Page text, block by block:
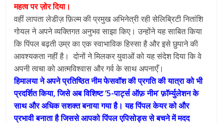
महत्व पर ज़ोर दिया।
वहीं लापता लेडीज़ फ़िल्म की प्रमुख अभिनेत्री रही सेलिब्रिटी नितांशि
गोयल ने अपने व्यक्तिगत अनुभव साझा किए। उन्होंने यह साबित किया
कि पिंपल बढ़ती उम्र का एक स्वाभाविक हिस्सा है और इसे छुपाने की
आवश्यकता नहीं है। दोनों ने मिलकर युवाओं को यह संदेश दिया कि वे
अपनी त्वचा को आत्मविश्वास और गर्व के साथ अपनाएँ।
हिमालया ने अपने प्रतिष्ठित नीम फेसवॉश की प्रगति की यात्रा को भी
प्रदर्शित किया, जिसे अब विशिष्ट ‘5-पार्ट्स ऑफ़ नीम’ फ़ॉर्म्युलेशन के
साथ और अधिक सशक्त बनाया गया है। यह पिंपल केयर को और
प्रभावी बनाता है जिससे आपको पिंपल एपिसोड्स से बचने में मदद